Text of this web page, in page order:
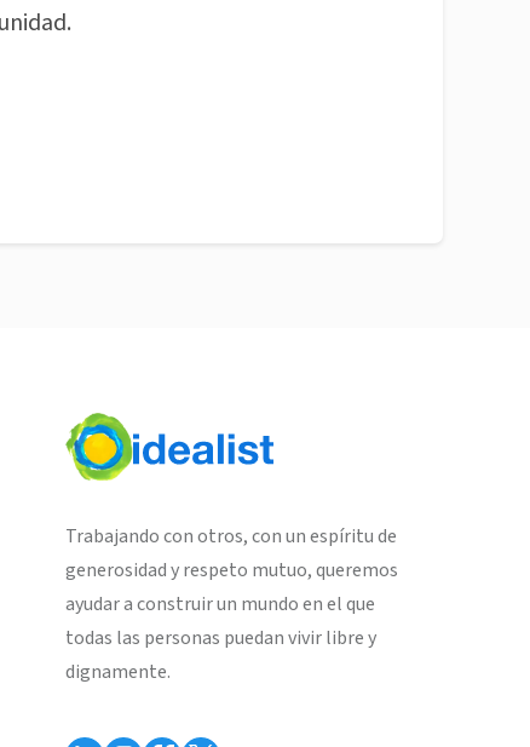
Trabajando con otros, con un espíritu de
generosidad y respeto mutuo, queremos
ayudar a construir un mundo en el que
todas las personas puedan vivir libre y
dignamente.